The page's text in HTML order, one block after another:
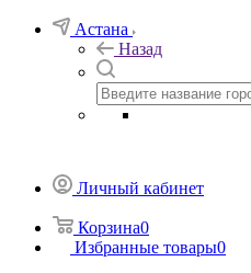
Астана
Назад
Личный кабинет
Корзина0
Избранные товары0